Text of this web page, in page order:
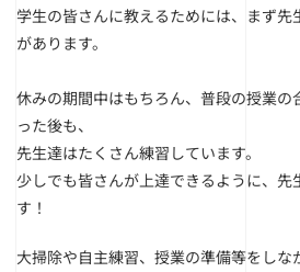
学生の皆さんに教えるためには、まず先
があります。
休みの期間中はもちろん、普段の授業の
った後も、
先生達はたくさん練習しています。
少しでも皆さんが上達できるように、先
す！
大掃除や自主練習、授業の準備等をしな